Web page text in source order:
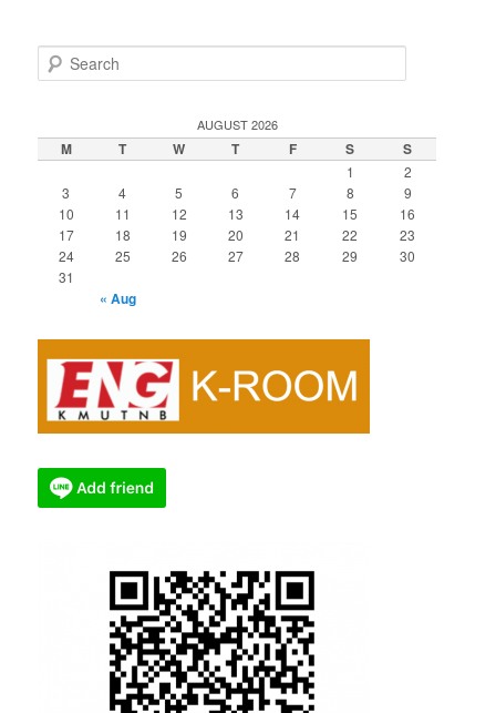
e
c
h
AUGUST 2026
M T W T F S S
1
2
3
4 5 6 7 8
9
10
11 12 13 14 15
16
17
18 19 20 21 22
23
24
25 26 27 28 29
30
31
« Aug